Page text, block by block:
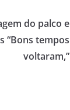
do palco e
“Bons tempos
voltaram,”